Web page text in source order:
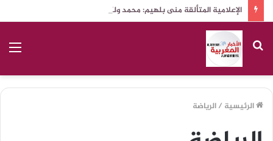
الإعلامية المتألقة منى بلهيم: محمد ولكاش أبي الروحي
بحث
عن
الرئيسية /الرياضة